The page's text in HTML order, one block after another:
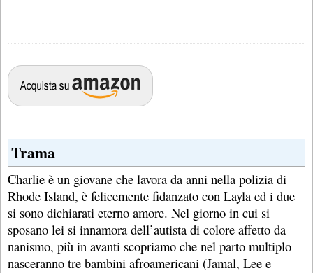
Trama
Charlie è un giovane che lavora da anni nella polizia di
Rhode Island, è felicemente fidanzato con Layla ed i due
si sono dichiarati eterno amore. Nel giorno in cui si
sposano lei si innamora dell’autista di colore affetto da
nanismo, più in avanti scopriamo che nel parto multiplo
nasceranno tre bambini afroamericani (Jamal, Lee e